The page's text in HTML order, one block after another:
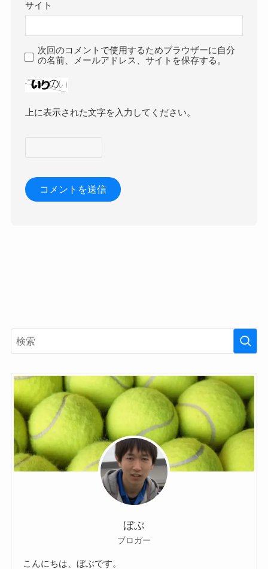
サイト
次回のコメントで使用するためブラウザーに自分
の名前、メールアドレス、サイトを保存する。
上に表示された文字を入力してください。
ぼぶ
ブロガー
こんにちは、ぼぶです。